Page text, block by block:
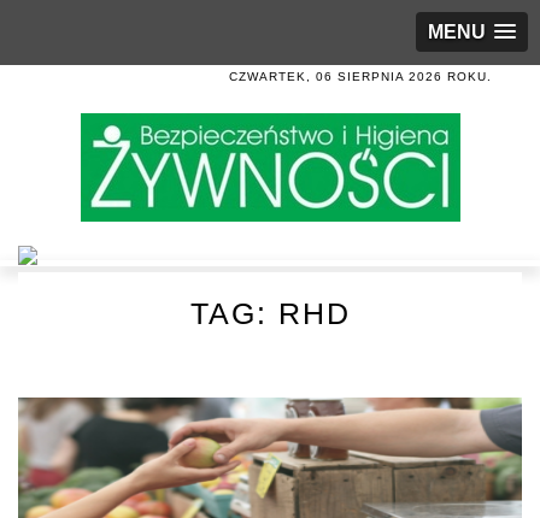
MENU
CZWARTEK, 06 SIERPNIA 2026 ROKU.
TAG: RHD